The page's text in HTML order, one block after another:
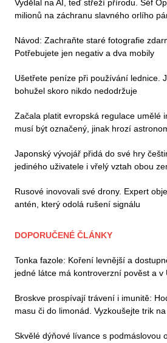
Vydělal na AI, teď střeží přírodu. Šéf
milionů na záchranu slavného orlího
Návod: Zachraňte staré fotografie
Potřebujete jen negativ a dva mobily
Ušetřete peníze při používání lednice.
bohužel skoro nikdo nedodržuje
Začala platit evropská regulace umělé
musí být označený, jinak hrozí
Japonský vývojář přidá do své hry
jediného uživatele i vřelý vztah obou
Rusové inovovali své drony. Expert
antén, který odolá rušení signálu
DOPORUČENÉ ČLÁNKY
Tonka fazole: Koření levnější a
jedné látce má kontroverzní pověst a v
Broskve prospívají trávení i imunitě:
masu či do limonád. Vyzkoušejte trik
Skvělé dýňové lívance s podmáslovou